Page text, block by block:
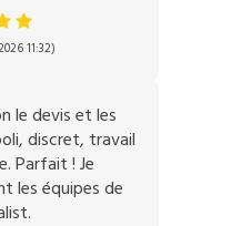
11:32)
le devis et les
discret, travail
Parfait ! Je
les équipes de